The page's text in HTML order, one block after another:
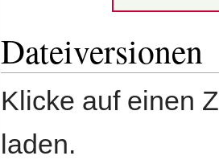
Dateiversionen
Klicke auf einen
laden.